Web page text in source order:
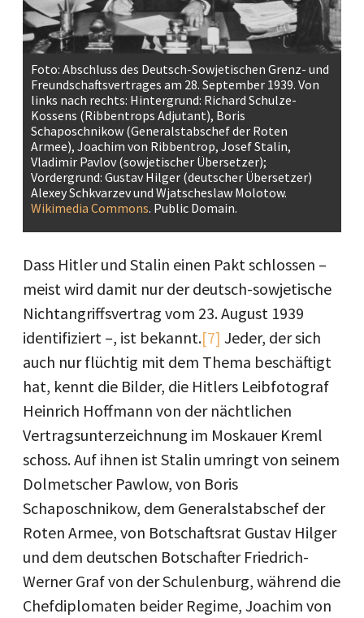
Foto: Abschluss des Deutsch-Sowjetischen Grenz- und
Freundschaftsvertrages am 28. September 1939. Von
links nach rechts: Hintergrund: Richard Schulze-
Kossens (Ribbentrops Adjutant), Boris
Schaposchnikow (Generalstabschef der Roten
Armee), Joachim von Ribbentrop, Josef Stalin,
Vladimir Pavlov (sowjetischer Übersetzer);
Vordergrund: Gustav Hilger (deutscher Übersetzer)
Alexey Schkvarzev und Wjatscheslaw Molotow.
Wikimedia Commons. Public Domain.
Dass Hitler und Stalin einen Pakt schlossen –
meist wird damit nur der deutsch-sowjetische
Nichtangriffsvertrag vom 23. August 1939
identifiziert –, ist bekannt.[7] Jeder, der sich
auch nur flüchtig mit dem Thema beschäftigt
hat, kennt die Bilder, die Hitlers Leibfotograf
Heinrich Hoffmann von der nächtlichen
Vertragsunterzeichnung im Moskauer Kreml
schoss. Auf ihnen ist Stalin umringt von seinem
Dolmetscher Pawlow, von Boris
Schaposchnikow, dem Generalstabschef der
Roten Armee, von Botschaftsrat Gustav Hilger
und dem deutschen Botschafter Friedrich-
Werner Graf von der Schulenburg, während die
Chefdiplomaten beider Regime, Joachim von